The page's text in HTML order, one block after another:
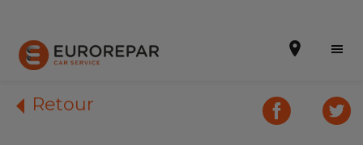
Retour